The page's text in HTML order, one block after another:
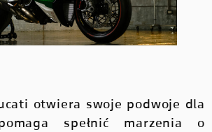
otwiera swoje podwoje dla
spełnić marzenia o